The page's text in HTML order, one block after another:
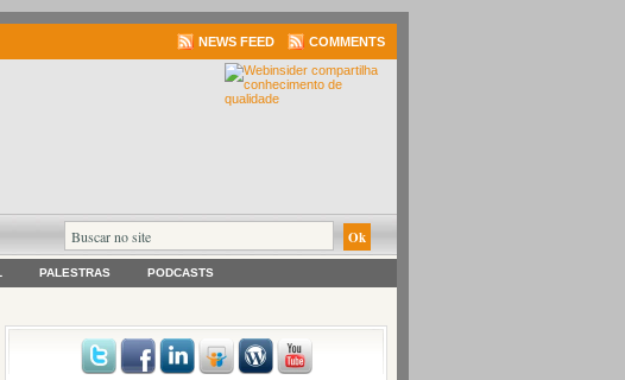
NEWS FEED COMMENTS
PALESTRAS PODCASTS